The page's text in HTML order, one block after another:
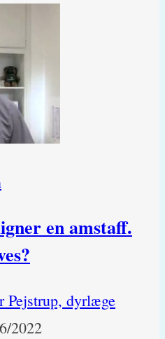
en amstaff.
Pejstrup, dyrlæge
2022